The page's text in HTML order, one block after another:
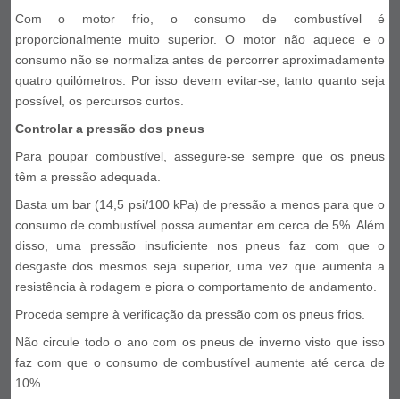
Com o motor frio, o consumo de combustível é
proporcionalmente muito superior. O motor não aquece e o
consumo não se normaliza antes de percorrer aproximadamente
quatro quilómetros. Por isso devem evitar-se, tanto quanto seja
possível, os percursos curtos.
Controlar a pressão dos pneus
Para poupar combustível, assegure-se sempre que os pneus
têm a pressão adequada.
Basta um bar (14,5 psi/100 kPa) de pressão a menos para que o
consumo de combustível possa aumentar em cerca de 5%. Além
disso, uma pressão insuficiente nos pneus faz com que o
desgaste dos mesmos seja superior, uma vez que aumenta a
resistência à rodagem e piora o comportamento de andamento.
Proceda sempre à verificação da pressão com os pneus frios.
Não circule todo o ano com os pneus de inverno visto que isso
faz com que o consumo de combustível aumente até cerca de
10%.